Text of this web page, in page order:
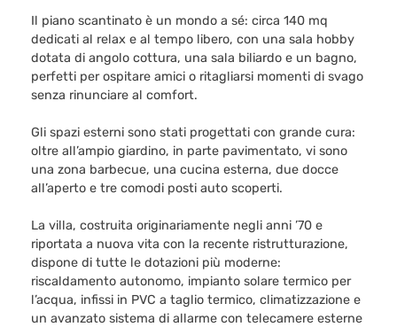
Il piano scantinato è un mondo a sé: circa 140 mq
dedicati al relax e al tempo libero, con una sala hobby
dotata di angolo cottura, una sala biliardo e un bagno,
perfetti per ospitare amici o ritagliarsi momenti di svago
senza rinunciare al comfort.
Gli spazi esterni sono stati progettati con grande cura:
oltre all’ampio giardino, in parte pavimentato, vi sono
una zona barbecue, una cucina esterna, due docce
all’aperto e tre comodi posti auto scoperti.
La villa, costruita originariamente negli anni ’70 e
riportata a nuova vita con la recente ristrutturazione,
dispone di tutte le dotazioni più moderne:
riscaldamento autonomo, impianto solare termico per
l’acqua, infissi in PVC a taglio termico, climatizzazione e
un avanzato sistema di allarme con telecamere esterne